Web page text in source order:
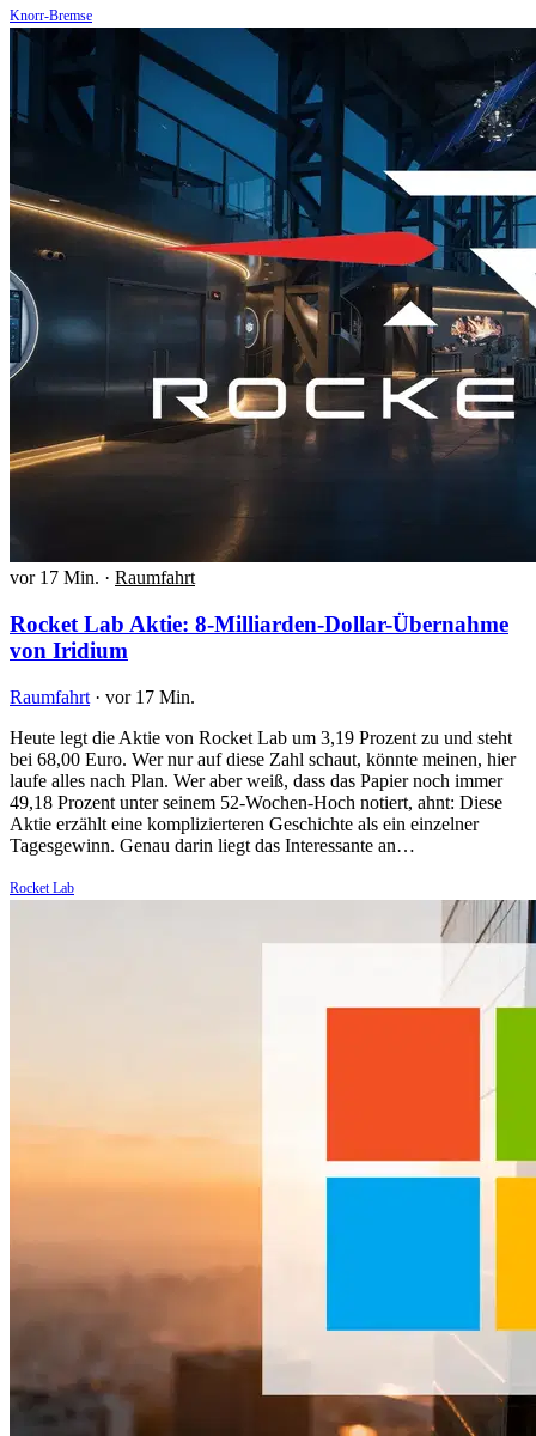
Knorr-Bremse
vor 17 Min. · Raumfahrt
Rocket Lab Aktie: 8-Milliarden-Dollar-Übernahme
von Iridium
Raumfahrt · vor 17 Min.
Heute legt die Aktie von Rocket Lab um 3,19 Prozent zu und steht
bei 68,00 Euro. Wer nur auf diese Zahl schaut, könnte meinen, hier
laufe alles nach Plan. Wer aber weiß, dass das Papier noch immer
49,18 Prozent unter seinem 52-Wochen-Hoch notiert, ahnt: Diese
Aktie erzählt eine komplizierteren Geschichte als ein einzelner
Tagesgewinn. Genau darin liegt das Interessante an…
Rocket Lab